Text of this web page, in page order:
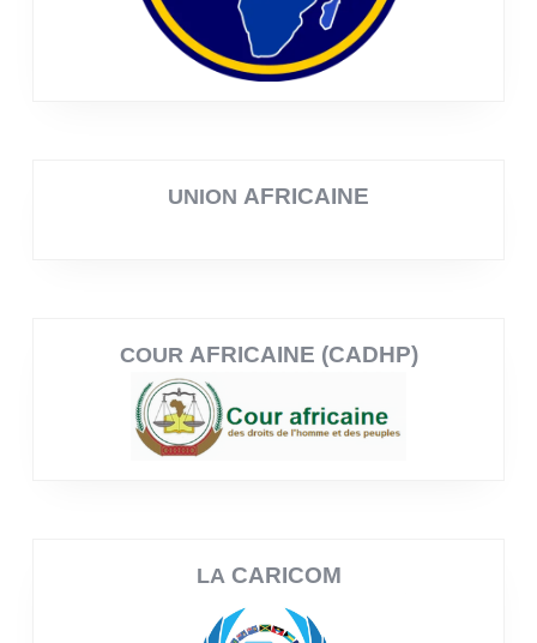
UNION AFRICAINE
COUR AFRICAINE (CADHP)
LA CARICOM